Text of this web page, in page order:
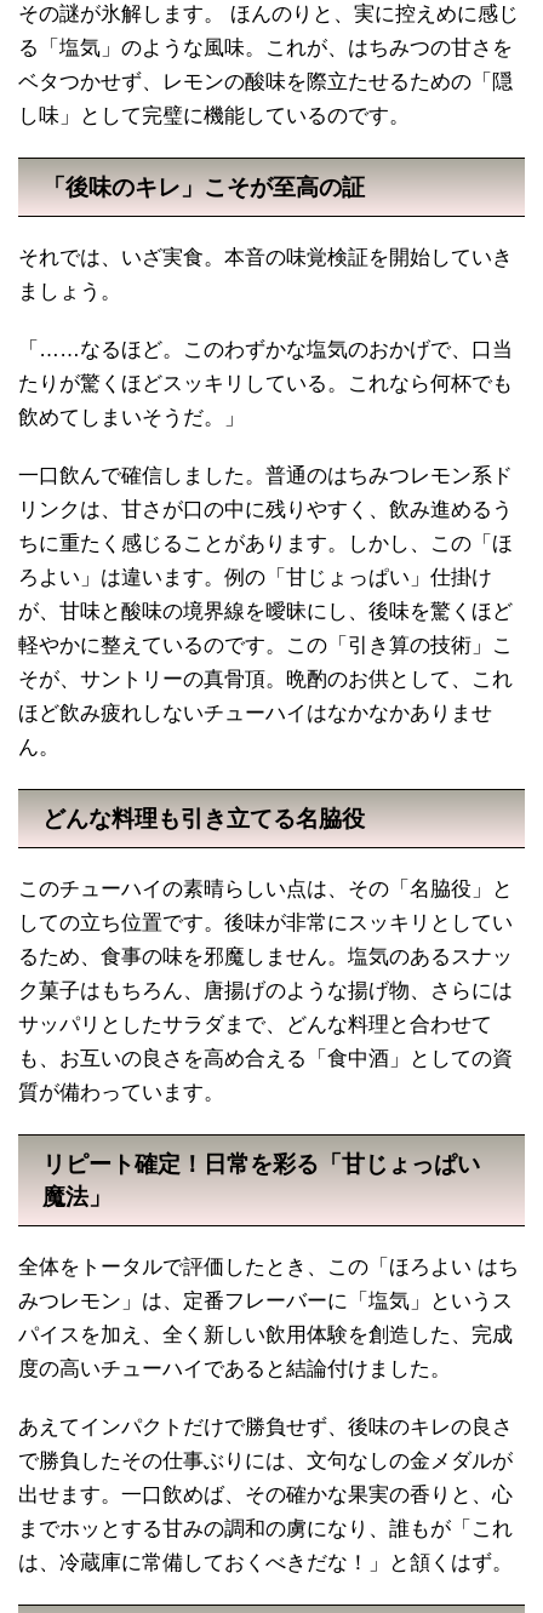
その謎が氷解します。 ほんのりと、実に控えめに感じ
る「塩気」のような風味。これが、はちみつの甘さを
ベタつかせず、レモンの酸味を際立たせるための「隠
し味」として完璧に機能しているのです。
「後味のキレ」こそが至高の証
それでは、いざ実食。本音の味覚検証を開始していき
ましょう。
「……なるほど。このわずかな塩気のおかげで、口当
たりが驚くほどスッキリしている。これなら何杯でも
飲めてしまいそうだ。」
一口飲んで確信しました。普通のはちみつレモン系ド
リンクは、甘さが口の中に残りやすく、飲み進めるう
ちに重たく感じることがあります。しかし、この「ほ
ろよい」は違います。例の「甘じょっぱい」仕掛け
が、甘味と酸味の境界線を曖昧にし、後味を驚くほど
軽やかに整えているのです。この「引き算の技術」こ
そが、サントリーの真骨頂。晩酌のお供として、これ
ほど飲み疲れしないチューハイはなかなかありませ
ん。
どんな料理も引き立てる名脇役
このチューハイの素晴らしい点は、その「名脇役」と
しての立ち位置です。後味が非常にスッキリとしてい
るため、食事の味を邪魔しません。塩気のあるスナッ
ク菓子はもちろん、唐揚げのような揚げ物、さらには
サッパリとしたサラダまで、どんな料理と合わせて
も、お互いの良さを高め合える「食中酒」としての資
質が備わっています。
リピート確定！日常を彩る「甘じょっぱい
魔法」
全体をトータルで評価したとき、この「ほろよい はち
みつレモン」は、定番フレーバーに「塩気」というス
パイスを加え、全く新しい飲用体験を創造した、完成
度の高いチューハイであると結論付けました。
あえてインパクトだけで勝負せず、後味のキレの良さ
で勝負したその仕事ぶりには、文句なしの金メダルが
出せます。一口飲めば、その確かな果実の香りと、心
までホッとする甘みの調和の虜になり、誰もが「これ
は、冷蔵庫に常備しておくべきだな！」と頷くはず。